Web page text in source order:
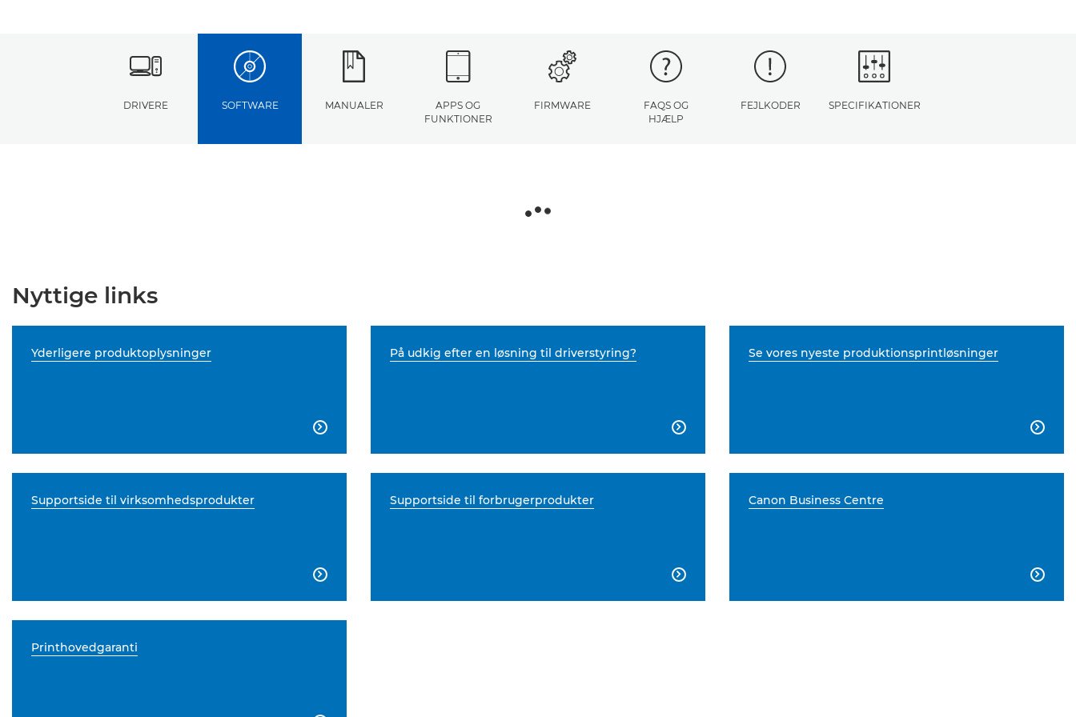
DRIVERE SOFTWARE MANUALER
APPS OG
FUNKTIONER
FIRMWARE
FAQS OG
HJÆLP
FEJLKODER SPECIFIKATIONER
Nyttige links
Yderligere produktoplysninger

På udkig efter en løsning til driverstyring?

Se vores nyeste produktionsprintløsninger

Supportside til virksomhedsprodukter

Supportside til forbrugerprodukter

Canon Business Centre

Printhovedgaranti